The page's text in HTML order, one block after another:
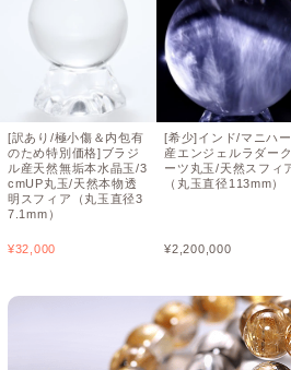
[訳あり/極小傷＆内包有
のため特別価格]ブラジ
ル産天然無垢本水晶玉/3
cmUP丸玉/天然本物透
明スフィア（丸玉直径3
7.1mm）
¥32,000
[希少]インド/マニハ
産エンジェルラダー
ーツ丸玉/天然スフィ
（丸玉直径113mm）
¥2,200,000